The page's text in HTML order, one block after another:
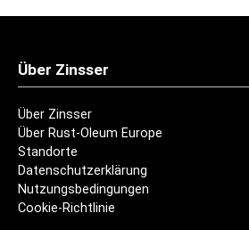
Über Zinsser
Über Zinsser
Über Rust-Oleum Europe
Standorte
Datenschutzerklärung
Nutzungsbedingungen
Cookie-Richtlinie